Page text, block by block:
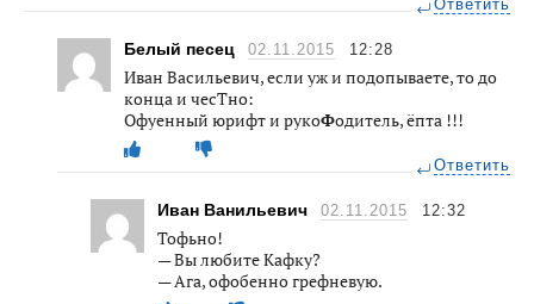
Ответить
Белый песец 02.11.2015 12:28
Иван Васильевич, если уж и подопываете, то до
конца и чесТно:
Офуенный юрифт и рукоФодитель, ёпта !!!
Ответить
Иван Ванильевич 02.11.2015 12:32
Тофьно!
— Вы любите Кафку?
— Ага, офобенно грефневую.